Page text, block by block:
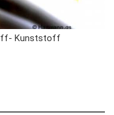
Kunststoff